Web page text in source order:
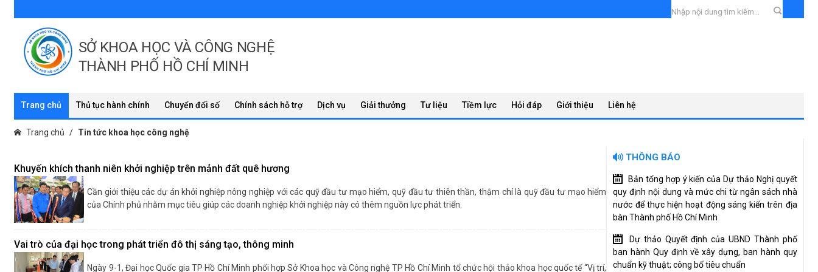
SỞ KHOA HỌC VÀ CÔNG NGHỆ
THÀNH PHỐ HỒ CHÍ MINH
Trang chủ Thủ tục hành chính Chuyển đổi số Chính sách hỗ trợ Dịch vụ Giải thưởng Tư liệu Tiềm lực Hỏi đáp Giới thiệu Liên hệ
Trang chủ Tin tức khoa học công nghệ
Khuyến khích thanh niên khởi nghiệp trên mảnh đất quê hương
Cần giới thiệu các dự án khởi nghiệp nông nghiệp với các quỹ đầu tư mạo hiểm, quỹ đầu tư thiên thần, thậm chí là quỹ đầu tư mạo hiểm
của Chính phủ nhằm mục tiêu giúp các doanh nghiệp khởi nghiệp này có thêm nguồn lực phát triển.
Vai trò của đại học trong phát triển đô thị sáng tạo, thông minh
Ngày 9-1, Đại học Quốc gia TP Hồ Chí Minh phối hợp Sở Khoa học và Công nghệ TP Hồ Chí Minh tổ chức hội thảo khoa học quốc tế “Vị trí,
THÔNG BÁO
Bản tổng hợp ý kiến của Dự thảo Nghị quyết
quy định nội dung và mức chi từ ngân sách nhà
nước để thực hiện hoạt động sáng kiến trên địa
bàn Thành phố Hồ Chí Minh
Dự thảo Quyết định của UBND Thành phố
ban hành Quy định về xây dựng, ban hành quy
chuẩn kỹ thuật; công bố tiêu chuẩn